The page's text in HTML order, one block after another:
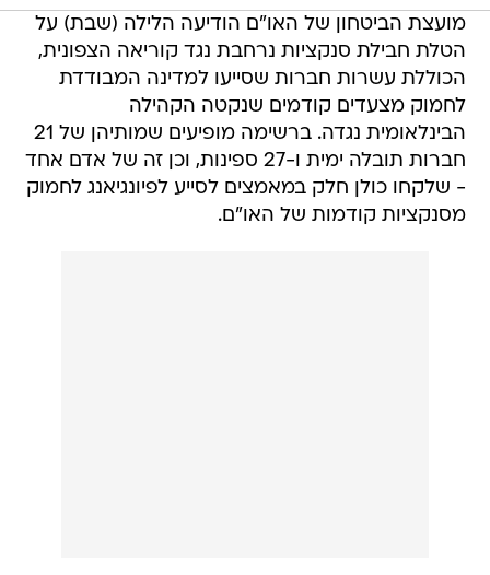
מועצת הביטחון של האו"ם הודיעה הלילה (שבת) על
הטלת חבילת סנקציות נרחבת נגד קוריאה הצפונית,
הכוללת עשרות חברות שסייעו למדינה המבודדת
לחמוק מצעדים קודמים שנקטה הקהילה
הבינלאומית נגדה. ברשימה מופיעים שמותיהן של 21
חברות תובלה ימית ו-27 ספינות, וכן זה של אדם אחד
- שלקחו כולן חלק במאמצים לסייע לפיונגיאנג לחמוק
מסנקציות קודמות של האו"ם.